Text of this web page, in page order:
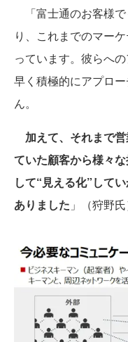
「富士通のお客様
り、これまでのマー
っています。彼らへ
早く積極的にアプロ
ん。
加えて、それまで
ていた顧客から様々
して“見える化”して
ありました 」（狩野氏